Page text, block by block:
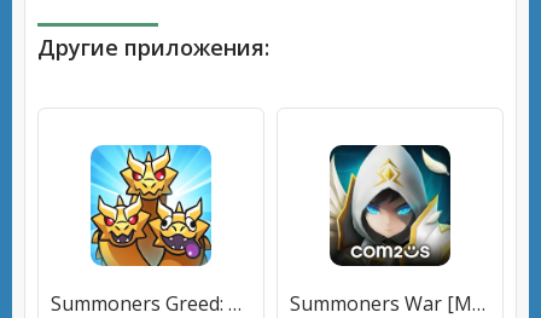
Другие приложения:
Summoners Greed: Tower Defense [МОД Много денег] APK Android Summoners War [МОД Все открыто] APK Android